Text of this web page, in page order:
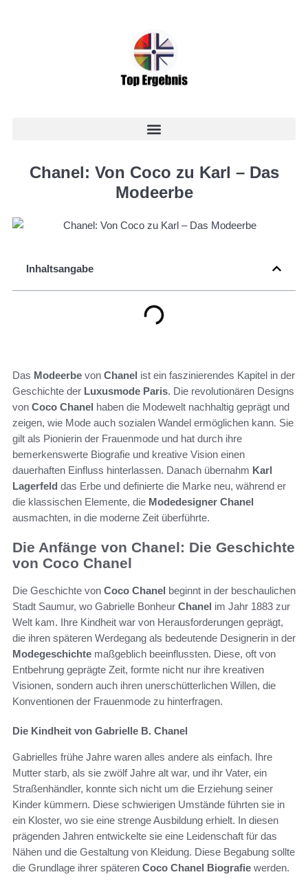
Chanel: Von Coco zu Karl – Das
Modeerbe
Inhaltsangabe
Das Modeerbe von Chanel ist ein faszinierendes Kapitel in der
Geschichte der Luxusmode Paris. Die revolutionären Designs
von Coco Chanel haben die Modewelt nachhaltig geprägt und
zeigen, wie Mode auch sozialen Wandel ermöglichen kann. Sie
gilt als Pionierin der Frauenmode und hat durch ihre
bemerkenswerte Biografie und kreative Vision einen
dauerhaften Einfluss hinterlassen. Danach übernahm Karl
Lagerfeld das Erbe und definierte die Marke neu, während er
die klassischen Elemente, die Modedesigner Chanel
ausmachten, in die moderne Zeit überführte.
Die Anfänge von Chanel: Die Geschichte
von Coco Chanel
Die Geschichte von Coco Chanel beginnt in der beschaulichen
Stadt Saumur, wo Gabrielle Bonheur Chanel im Jahr 1883 zur
Welt kam. Ihre Kindheit war von Herausforderungen geprägt,
die ihren späteren Werdegang als bedeutende Designerin in der
Modegeschichte maßgeblich beeinflussten. Diese, oft von
Entbehrung geprägte Zeit, formte nicht nur ihre kreativen
Visionen, sondern auch ihren unerschütterlichen Willen, die
Konventionen der Frauenmode zu hinterfragen.
Die Kindheit von Gabrielle B. Chanel
Gabrielles frühe Jahre waren alles andere als einfach. Ihre
Mutter starb, als sie zwölf Jahre alt war, und ihr Vater, ein
Straßenhändler, konnte sich nicht um die Erziehung seiner
Kinder kümmern. Diese schwierigen Umstände führten sie in
ein Kloster, wo sie eine strenge Ausbildung erhielt. In diesen
prägenden Jahren entwickelte sie eine Leidenschaft für das
Nähen und die Gestaltung von Kleidung. Diese Begabung sollte
die Grundlage ihrer späteren Coco Chanel Biografie werden.